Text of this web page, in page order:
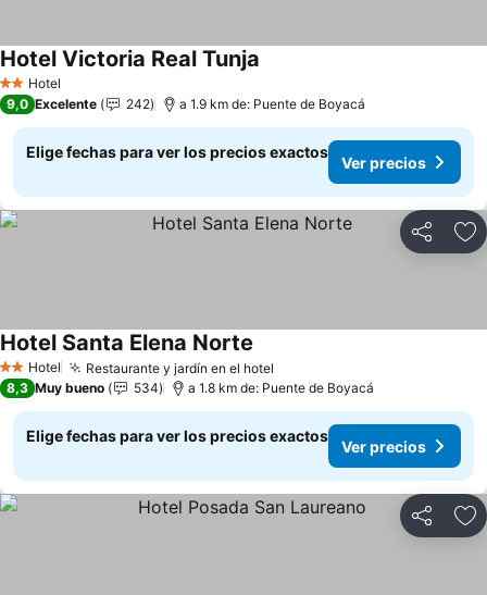
2 Estrellas
Hotel
Hotel Victoria Real Tunja
9,0 Excelente 242 a 1.9 km de: Puente de Boyacá
Elige fechas para ver los precios exactos
Ver precios
Compartir
2 Estrellas
Hotel Restaurante y jardín en el hotel
Hotel Santa Elena Norte
8,3 Muy bueno 534 a 1.8 km de: Puente de Boyacá
Elige fechas para ver los precios exactos
Ver precios
Compartir